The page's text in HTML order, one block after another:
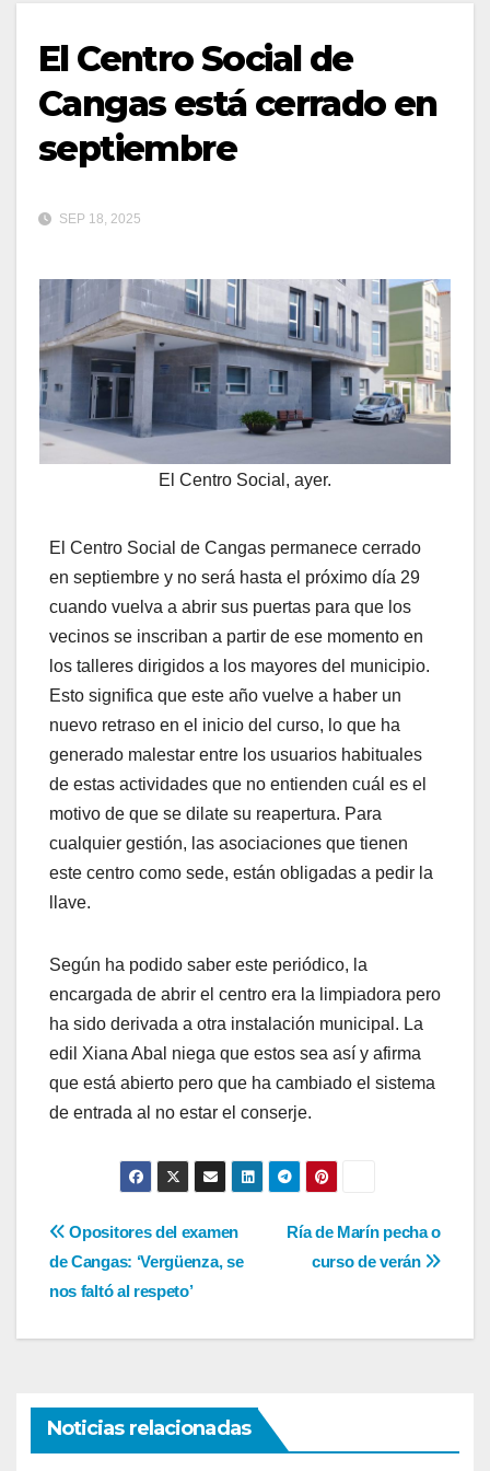
El Centro Social de
Cangas está cerrado en
septiembre
SEP 18, 2025
El Centro Social, ayer.
El Centro Social de Cangas permanece cerrado
en septiembre y no será hasta el próximo día 29
cuando vuelva a abrir sus puertas para que los
vecinos se inscriban a partir de ese momento en
los talleres dirigidos a los mayores del municipio.
Esto significa que este año vuelve a haber un
nuevo retraso en el inicio del curso, lo que ha
generado malestar entre los usuarios habituales
de estas actividades que no entienden cuál es el
motivo de que se dilate su reapertura. Para
cualquier gestión, las asociaciones que tienen
este centro como sede, están obligadas a pedir la
llave.
Según ha podido saber este periódico, la
encargada de abrir el centro era la limpiadora pero
ha sido derivada a otra instalación municipal. La
edil Xiana Abal niega que estos sea así y afirma
que está abierto pero que ha cambiado el sistema
de entrada al no estar el conserje.
Navegación
de
entradas
Ría de Marín pecha o
curso de verán
Opositores del examen
de Cangas: ‘Vergüenza, se
nos faltó al respeto’
Noticias relacionadas